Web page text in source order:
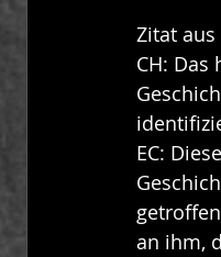
Zitat
CH:
EC:
an ihm,